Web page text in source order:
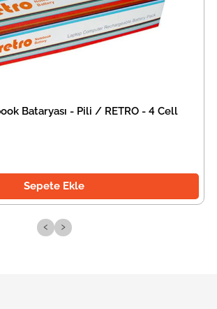
Bataryası - Pili / RETRO - 4 Cell
Sepete Ekle
‹ ›